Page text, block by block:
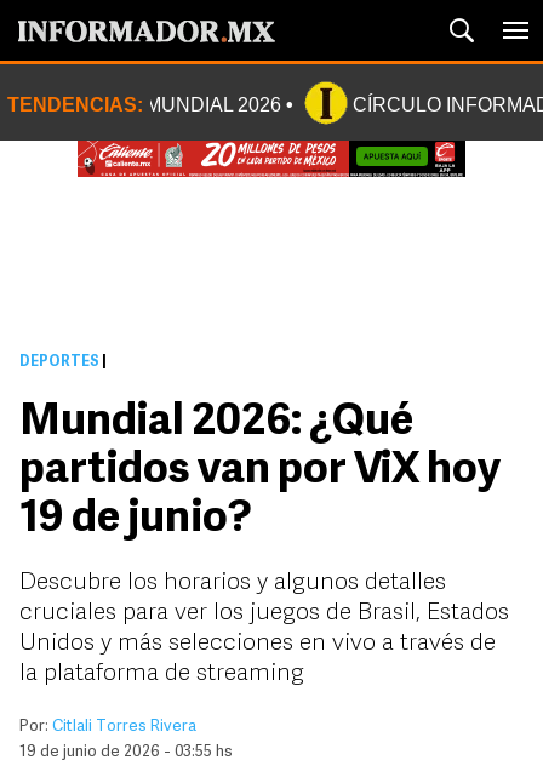
TENDENCIAS: MUNDIAL 2026 CÍRCULO
DEPORTES
Mundial 2026: ¿Qué
partidos van por ViX hoy
19 de junio?
Descubre los horarios y algunos detalles
cruciales para ver los juegos de Brasil, Estados
Unidos y más selecciones en vivo a través de
la plataforma de streaming
Por: Citlali Torres Rivera
19 de junio de 2026 - 03:55 hs